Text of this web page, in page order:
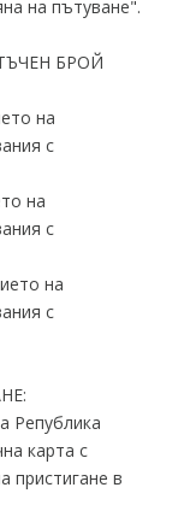
на пътуване".
БРОЙ
на
с
на
с
на
с
Република
карта с
пристигане в